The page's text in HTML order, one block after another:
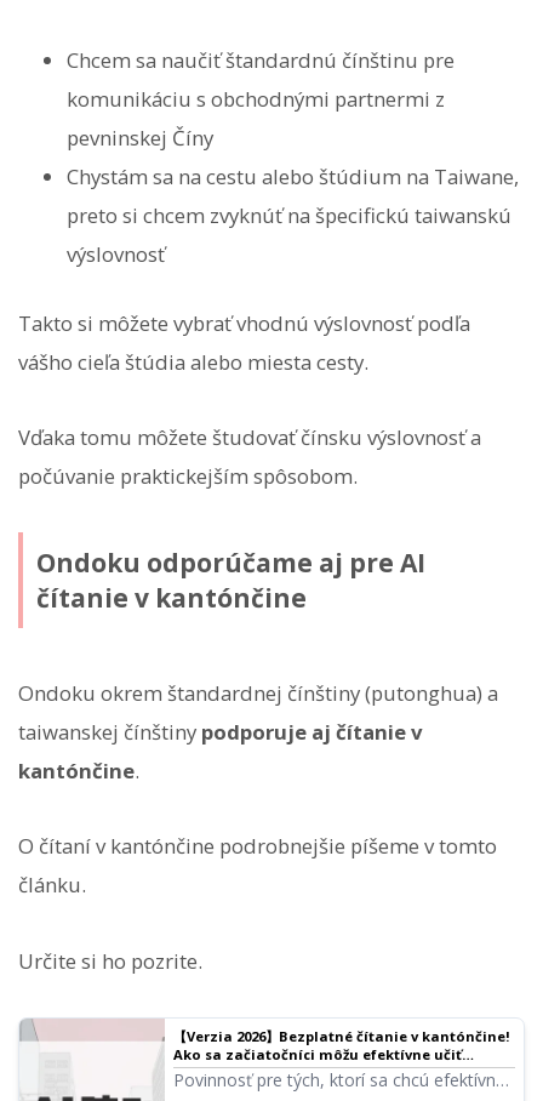
Chcem sa naučiť štandardnú čínštinu pre
komunikáciu s obchodnými partnermi z
pevninskej Číny
Chystám sa na cestu alebo štúdium na Taiwane,
preto si chcem zvyknúť na špecifickú taiwanskú
výslovnosť
Takto si môžete vybrať vhodnú výslovnosť podľa
vášho cieľa štúdia alebo miesta cesty.
Vďaka tomu môžete študovať čínsku výslovnosť a
počúvanie praktickejším spôsobom.
Ondoku odporúčame aj pre AI
čítanie v kantónčine
Ondoku okrem štandardnej čínštiny (putonghua) a
taiwanskej čínštiny podporuje aj čítanie v
kantónčine.
O čítaní v kantónčine podrobnejšie píšeme v tomto
článku.
Určite si ho pozrite.
【Verzia 2026】Bezplatné čítanie v kantónčine!
Ako sa začiatočníci môžu efektívne učiť
čítaním nahlas pomocou AI hlasu | Ondoku,
softvér na čítanie textu
Povinnosť pre tých, ktorí sa chcú efektívne